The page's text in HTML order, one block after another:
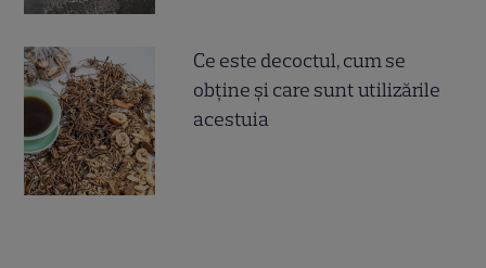
Ce este decoctul, cum se
obţine şi care sunt utilizările
acestuia